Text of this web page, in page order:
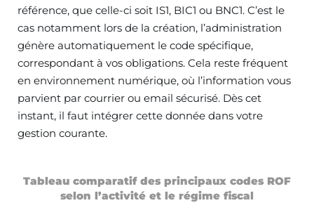
référence, que celle-ci soit IS1, BIC1 ou BNC1. C’est le
cas notamment lors de la création, l’administration
génère automatiquement le code spécifique,
correspondant à vos obligations. Cela reste fréquent
en environnement numérique, où l’information vous
parvient par courrier ou email sécurisé. Dès cet
instant, il faut intégrer cette donnée dans votre
gestion courante.
Tableau comparatif des principaux codes ROF
selon l’activité et le régime fiscal